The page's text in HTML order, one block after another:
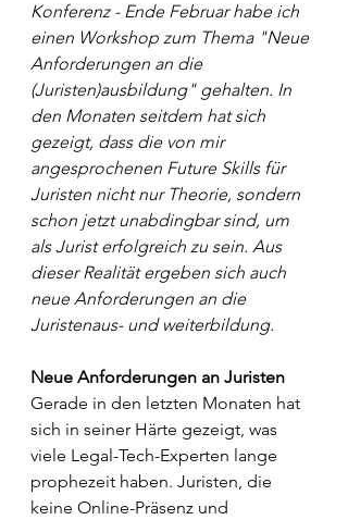
Konferenz - Ende Februar habe ich
einen Workshop zum Thema "Neue
Anforderungen an die
(Juristen)ausbildung" gehalten. In
den Monaten seitdem hat sich
gezeigt, dass die von mir
angesprochenen Future Skills für
Juristen nicht nur Theorie, sondern
schon jetzt unabdingbar sind, um
als Jurist erfolgreich zu sein. Aus
dieser Realität ergeben sich auch
neue Anforderungen an die
Juristenaus- und weiterbildung.
Neue Anforderungen an Juristen
Gerade in den letzten Monaten hat
sich in seiner Härte gezeigt, was
viele Legal-Tech-Experten lange
prophezeit haben. Juristen, die
keine Online-Präsenz und